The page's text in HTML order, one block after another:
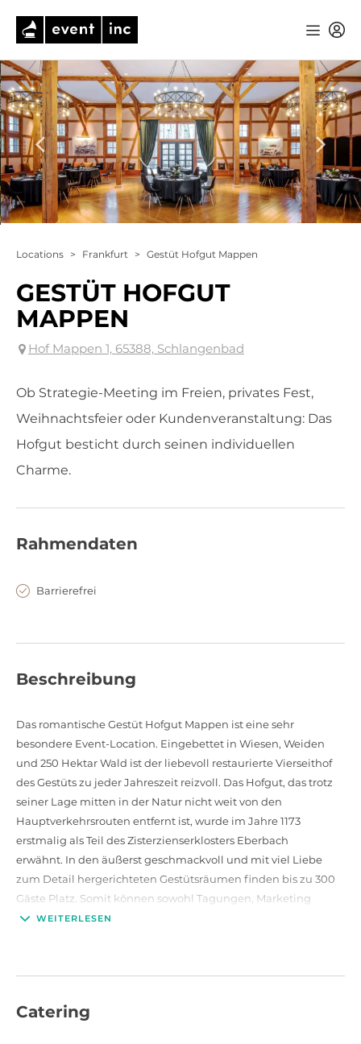
Locations > Frankfurt > Gestüt Hofgut Mappen
GESTÜT HOFGUT
MAPPEN
Hof Mappen 1, 65388, Schlangenbad
Ob Strategie-Meeting im Freien, privates Fest,
Weihnachtsfeier oder Kundenveranstaltung: Das
Hofgut besticht durch seinen individuellen
Charme.
Rahmendaten
Barrierefrei
Beschreibung
Das romantische Gestüt Hofgut Mappen ist eine sehr
besondere Event-Location. Eingebettet in Wiesen, Weiden
und 250 Hektar Wald ist der liebevoll restaurierte Vierseithof
des Gestüts zu jeder Jahreszeit reizvoll. Das Hofgut, das trotz
seiner Lage mitten in der Natur nicht weit von den
Hauptverkehrsrouten entfernt ist, wurde im Jahre 1173
erstmalig als Teil des Zisterzienserklosters Eberbach
erwähnt. In den äußerst geschmackvoll und mit viel Liebe
zum Detail hergerichteten Gestütsräumen finden bis zu 300
Gäste Platz. Somit können sowohl Tagungen, Marketing
Events, Firmenfeiern als auch Dinner Events und Hochzeiten
Kutschenfahrt oder einer Fahrt mit dem Geländewagen.
Übernachtungsmöglichkeiten gibt es in nahe gelegenen
WEITERLESEN
Catering